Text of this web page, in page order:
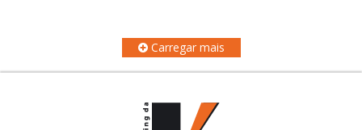
Carregar mais
SAÚDE NOVIDADES